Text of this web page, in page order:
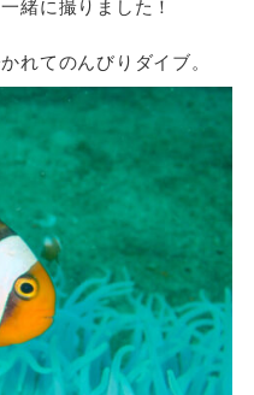
緒に撮りました！
れてのんびりダイブ。